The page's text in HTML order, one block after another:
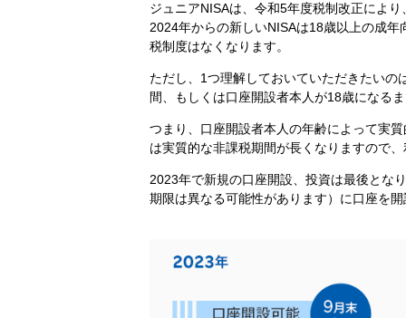
ジュニアNISAは、令和5年度税制改正によ
2024年からの新しいNISAは18歳以上の成
税制度はなくなります。
ただし、1つ理解しておいていただきたい
間、もしくは口座開設者本人が18歳になる
つまり、口座開設者本人の年齢によって実
は実質的な非課税期間が長くなりますので
2023年で新規の口座開設、投資は最後とな
期限は異なる可能性があります）に口座を